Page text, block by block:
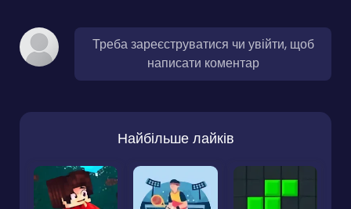
Треба зареєструватися чи увійти, щоб
написати коментар
Найбільше лайків